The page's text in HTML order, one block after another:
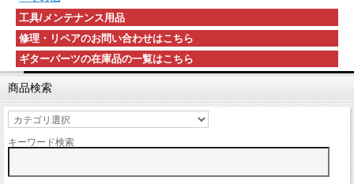
工具/メンテナンス用品
修理・リペアのお問い合わせはこちら
ギターパーツの在庫品の一覧はこちら
商品検索
キーワード検索